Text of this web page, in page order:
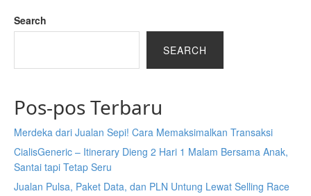
Search
SEARCH
Pos-pos Terbaru
Merdeka dari Jualan Sepi! Cara Memaksimalkan Transaksi
CialisGeneric – Itinerary Dieng 2 Hari 1 Malam Bersama Anak,
Santai tapi Tetap Seru
Jualan Pulsa, Paket Data, dan PLN Untung Lewat Selling Race